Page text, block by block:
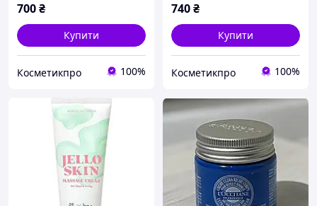
700₴
Купити
Косметикпро 100%
740₴
Купити
Косметикпро 100%